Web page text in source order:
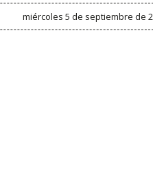
miércoles 5 de septiembre de